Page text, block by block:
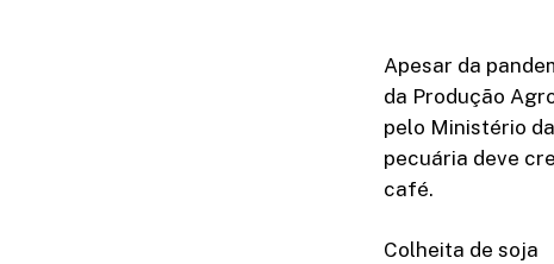
Apesar da
da Produção
pelo Ministério
pecuária deve
café.
Colheita de soja